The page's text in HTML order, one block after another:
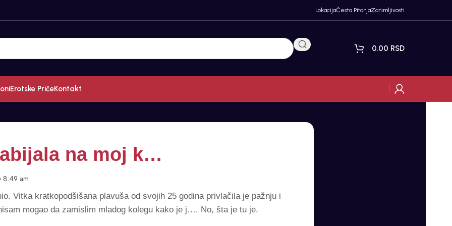
LokacijaČesta PitanjaZanimljivosti
0.00 RSD
Erotske PričeKontakt
na moj k…
8:49 am
Vitka kratkopodšišana plavuša od svojih 25 godina privlačila je pažnju i
mogao da zamislim mladog kolegu kako je j…. No, šta je tu je.